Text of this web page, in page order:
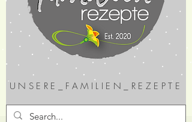
UNSERE_FAMILIEN_REZEPTE